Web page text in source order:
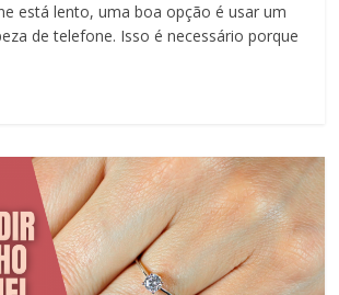
está lento, uma boa opção é usar um
de telefone. Isso é necessário porque